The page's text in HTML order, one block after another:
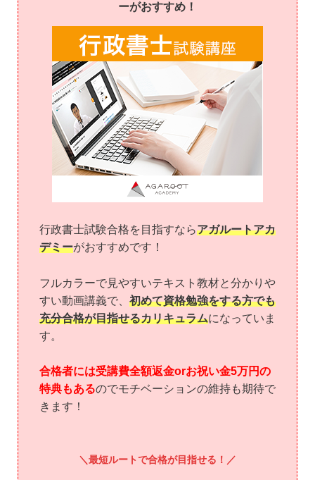
ーがおすすめ！
行政書士試験合格を目指すならアガルートアカ
デミーがおすすめです！
フルカラーで見やすいテキスト教材と分かりや
すい動画講義で、 初めて資格勉強をする方でも
充分合格が目指せるカリキュラムになっていま
す。
合格者には受講費全額返金orお祝い金5万円の
特典もあるのでモチベーションの維持も期待で
きます！
最短ルートで合格が目指せる！